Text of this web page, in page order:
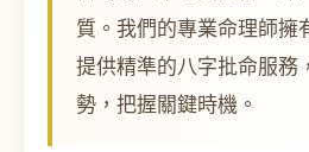
質。我們的專業命理師擁
提供精準的八字批命服務
勢，把握關鍵時機。